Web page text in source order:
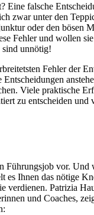
Eine falsche
zwar unter den
oder den bösen
Fehler und wollen
sind unnötig!
Fehler der
Viele praktische
zu entscheiden
Führungsjob vor. Und
es Ihnen das nötige
verdienen. Patrizia
und Coaches,